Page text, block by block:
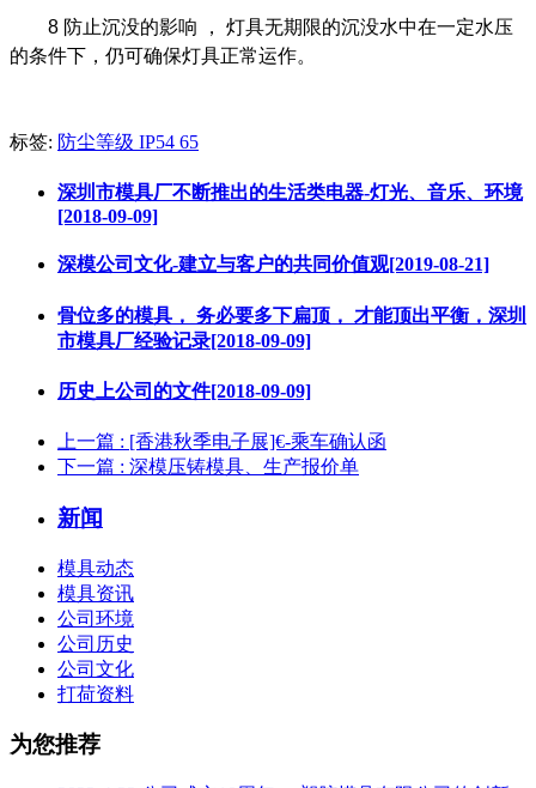
8 防止沉没的影响 ， 灯具无期限的沉没水中在一定水压
的条件下，仍可确保灯具正常运作。
标签: 防尘等级 IP54 65
深圳市模具厂不断推出的生活类电器-灯光、音乐、环境
[2018-09-09]
深模公司文化-建立与客户的共同价值观[2019-08-21]
骨位多的模具， 务必要多下扁顶， 才能顶出平衡，深圳
市模具厂经验记录[2018-09-09]
历史上公司的文件[2018-09-09]
上一篇 : [香港秋季电子展]€-乘车确认函
下一篇 : 深模压铸模具、生产报价单
新闻
模具动态
模具资讯
公司环境
公司历史
公司文化
打荷资料
为您推荐